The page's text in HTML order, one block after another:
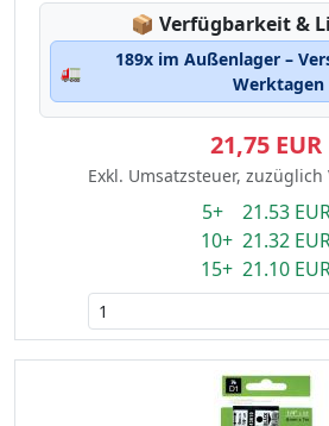
📦 Lagerstatus:
Verfügbarkeit &
🚛
189x im Außenlager –
Werktagen
21,75 EUR
Exkl. Umsatzsteuer, zuzüglich
5+ 21.53
10+ 21.32
15+ 21.10